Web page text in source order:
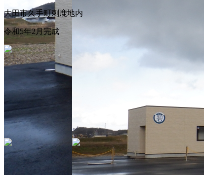
大田市久手町刺鹿地内
令和5年2月完成